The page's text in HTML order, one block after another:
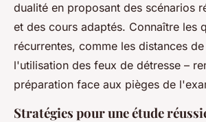
dualité en proposant des scénarios
et des cours adaptés. Connaître les
récurrentes, comme les distances
l'utilisation des feux de détresse –
préparation face aux pièges de
Stratégies pour une étude